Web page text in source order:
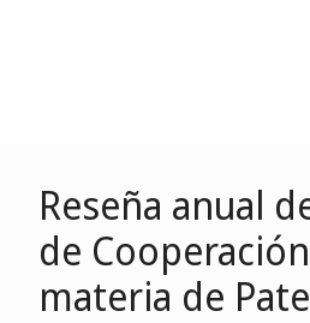
Reseña anual
de
materia de